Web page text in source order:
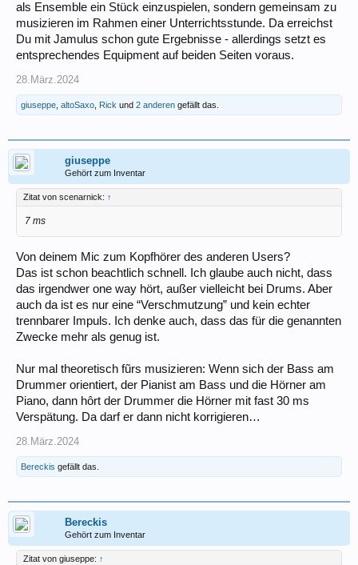
als Ensemble ein Stück einzuspielen, sondern gemeinsam zu
musizieren im Rahmen einer Unterrichtsstunde. Da erreichst
Du mit Jamulus schon gute Ergebnisse - allerdings setzt es
entsprechendes Equipment auf beiden Seiten voraus.
28.März.2024
giuseppe altoSaxo Rick und 2 anderen gefällt das.
giuseppe
Gehört zum Inventar
Zitat von scenarnick: ↑
7 ms
Von deinem Mic zum Kopfhörer des anderen Users?
Das ist schon beachtlich schnell. Ich glaube auch nicht, dass
das irgendwer one way hört, außer vielleicht bei Drums. Aber
auch da ist es nur eine “Verschmutzung” und kein echter
trennbarer Impuls. Ich denke auch, dass das für die genannten
Zwecke mehr als genug ist.
Nur mal theoretisch fũrs musizieren: Wenn sich der Bass am
Drummer orientiert, der Pianist am Bass und die Hörner am
Piano, dann hôrt der Drummer die Hörner mit fast 30 ms
Verspätung. Da darf er dann nicht korrigieren…
28.März.2024
Bereckis gefällt das.
Bereckis
Gehört zum Inventar
Zitat von giuseppe: ↑